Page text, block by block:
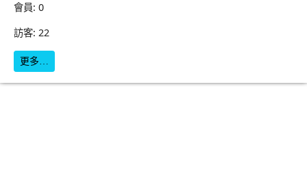
會員: 0
訪客: 22
更多…